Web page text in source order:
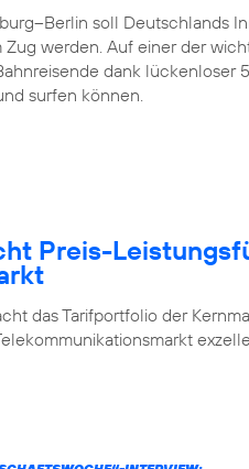
soll Deutschlands
Zug werden. Auf einer der
dank lückenloser
surfen können.
Preis-
das Tarifportfolio der